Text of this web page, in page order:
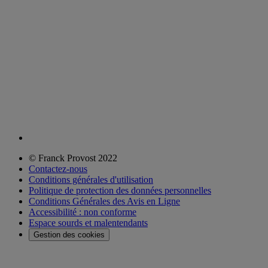
© Franck Provost 2022
Contactez-nous
Conditions générales d'utilisation
Politique de protection des données personnelles
Conditions Générales des Avis en Ligne
Accessibilité : non conforme
Espace sourds et malentendants
Gestion des cookies